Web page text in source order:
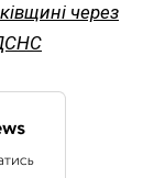
через